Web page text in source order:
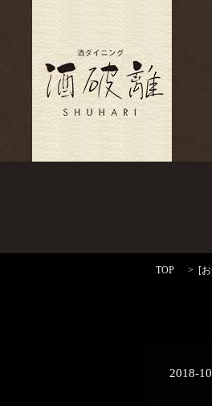
TOP [
2018-